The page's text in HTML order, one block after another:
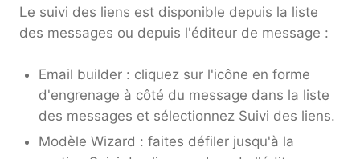
Le suivi des liens est disponible depuis la liste
des messages ou depuis l'éditeur de message :
Email builder : cliquez sur l'icône en forme
d'engrenage à côté du message dans la liste
des messages et sélectionnez Suivi des liens.
Modèle Wizard : faites défiler jusqu'à la